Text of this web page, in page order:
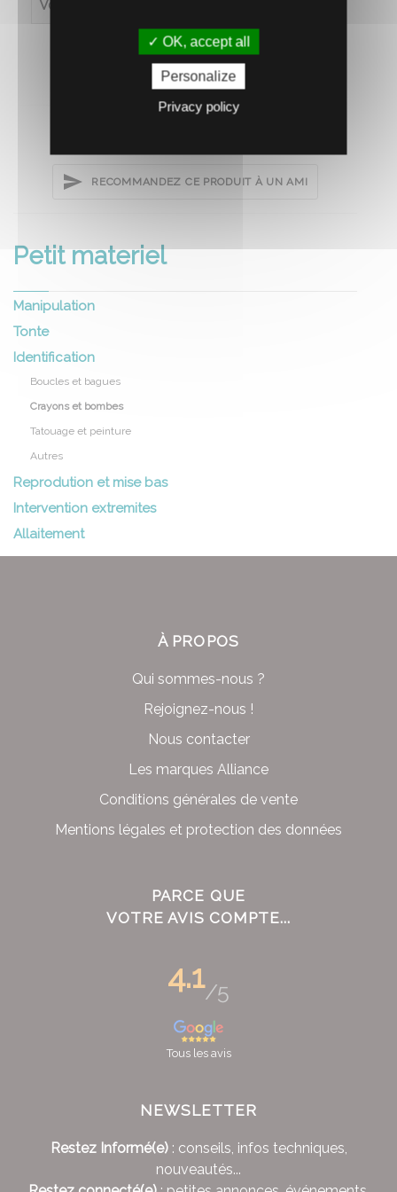
Volume (en L)
RECOMMANDEZ CE PRODUIT À UN AMI
Petit materiel
Manipulation
Tonte
Identification
Boucles et bagues
Crayons et bombes
Tatouage et peinture
Autres
Reprodution et mise bas
Intervention extremites
Allaitement
À PROPOS
Qui sommes-nous ?
Rejoignez-nous !
Nous contacter
Les marques Alliance
Conditions générales de vente
Mentions légales et protection des données
PARCE QUE
VOTRE AVIS COMPTE...
4.1/5
Tous les avis
NEWSLETTER
Restez Informé(e): conseils, infos techniques,
nouveautés...
OK, accept all
Personalize
Privacy policy